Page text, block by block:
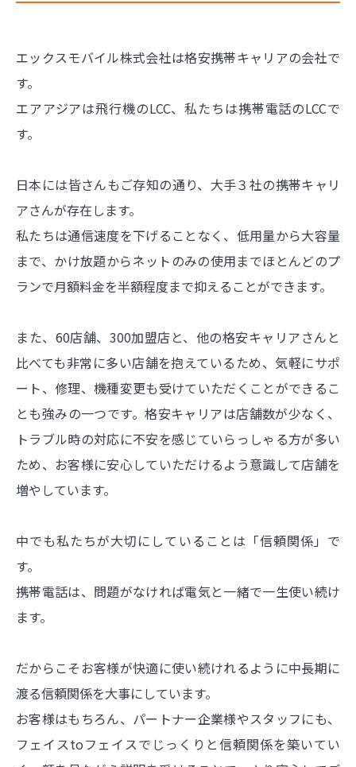
エックスモバイル株式会社は格安携帯キャリアの会社で
す。
エアアジアは飛行機のLCC、私たちは携帯電話のLCCで
す。
日本には皆さんもご存知の通り、大手３社の携帯キャリ
アさんが存在します。
私たちは通信速度を下げることなく、低用量から大容量
まで、かけ放題からネットのみの使用までほとんどのプ
ランで月額料金を半額程度まで抑えることができます。
また、60店舗、300加盟店と、他の格安キャリアさんと
比べても非常に多い店舗を抱えているため、気軽にサポ
ート、修理、機種変更も受けていただくことができるこ
とも強みの一つです。格安キャリアは店舗数が少なく、
トラブル時の対応に不安を感じていらっしゃる方が多い
ため、お客様に安心していただけるよう意識して店舗を
増やしています。
中でも私たちが大切にしていることは「信頼関係」で
す。
携帯電話は、問題がなければ電気と一緒で一生使い続け
ます。
だからこそお客様が快適に使い続けれるように中長期に
渡る信頼関係を大事にしています。
お客様はもちろん、パートナー企業様やスタッフにも、
フェイスtoフェイスでじっくりと信頼関係を築いてい